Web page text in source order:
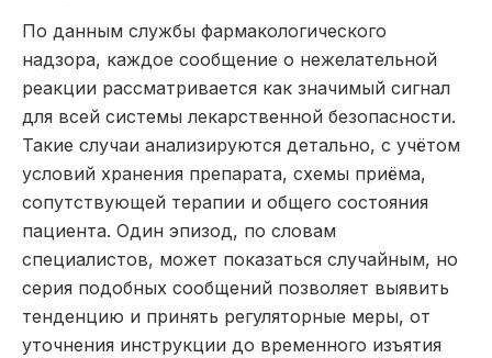
По данным службы фармакологического
надзора, каждое сообщение о нежелательной
реакции рассматривается как значимый сигнал
для всей системы лекарственной безопасности.
Такие случаи анализируются детально, с учётом
условий хранения препарата, схемы приёма,
сопутствующей терапии и общего состояния
пациента. Один эпизод, по словам
специалистов, может показаться случайным, но
серия подобных сообщений позволяет выявить
тенденцию и принять регуляторные меры, от
уточнения инструкции до временного изъятия